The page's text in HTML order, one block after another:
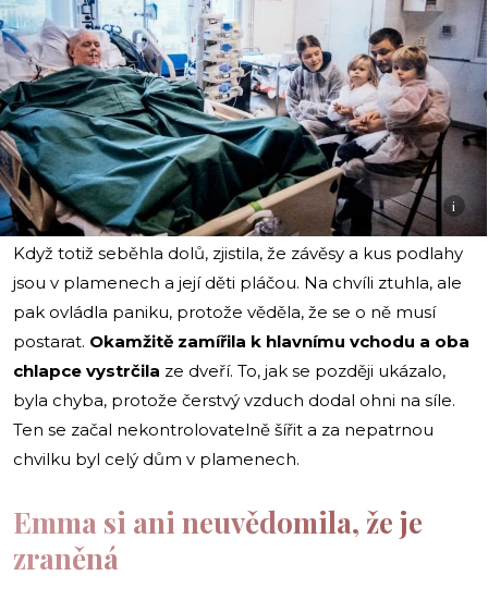
i
Když totiž seběhla dolů, zjistila, že závěsy a kus podlahy
jsou v plamenech a její děti pláčou. Na chvíli ztuhla, ale
pak ovládla paniku, protože věděla, že se o ně musí
postarat. Okamžitě zamířila k hlavnímu vchodu a oba
chlapce vystrčila ze dveří. To, jak se později ukázalo,
byla chyba, protože čerstvý vzduch dodal ohni na síle.
Ten se začal nekontrolovatelně šířit a za nepatrnou
chvilku byl celý dům v plamenech.
Emma si ani neuvědomila, že je
zraněná